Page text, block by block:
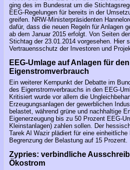
ging des im Bundesrat um die
EEG-Regelungen für bereits in der
greifen. NRW-Ministerpräsidenten
dafür, dass die neuen Regeln für Anlagen
ab dem Januar 2015 erfolgt. Von Seiten
Stichtag der 23.01.2014 vorgesehen. Hier
Vertrauensschutz der Investoren und
EEG-Umlage auf Anlagen für den
Eigenstromverbrauch
Ein weiterer Kernpunkt der Debatte im
des Eigenstromverbrauchs in den EEG-
Kritisiert wurde vor allem die
Erzeugungsanlagen der gewerblichen
belastet, während grüne und nachhaltige
Eigenerzeugung bis zu 50 Prozent EEG-
Kleinstanlagen) zahlen sollen. Der
Tarek Al Wazir plädiert für eine einheitliche
Begrenzung der Belastung auf 15 Prozent.
Zypries: verbindliche
Ökostrom